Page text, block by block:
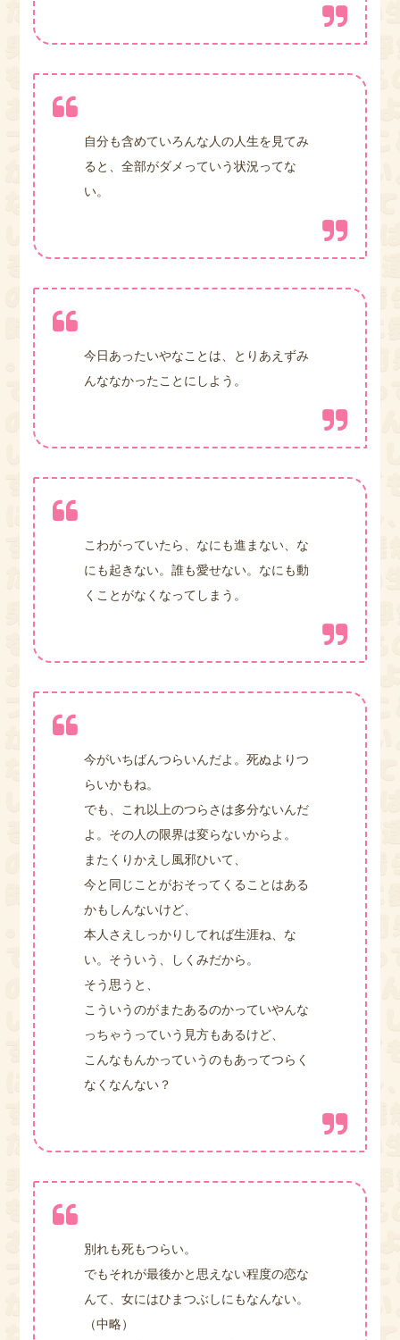
自分も含めていろんな人の人生を見てみ
ると、全部がダメっていう状況ってな
い。
今日あったいやなことは、とりあえずみ
んななかったことにしよう。
こわがっていたら、なにも進まない、な
にも起きない。誰も愛せない。なにも動
くことがなくなってしまう。
今がいちばんつらいんだよ。死ぬよりつ
らいかもね。
でも、これ以上のつらさは多分ないんだ
よ。その人の限界は変らないからよ。
またくりかえし風邪ひいて、
今と同じことがおそってくることはある
かもしんないけど、
本人さえしっかりしてれば生涯ね、な
い。そういう、しくみだから。
そう思うと、
こういうのがまたあるのかっていやんな
っちゃうっていう見方もあるけど、
こんなもんかっていうのもあってつらく
なくなんない？
別れも死もつらい。
でもそれが最後かと思えない程度の恋な
んて、女にはひまつぶしにもなんない。
（中略）